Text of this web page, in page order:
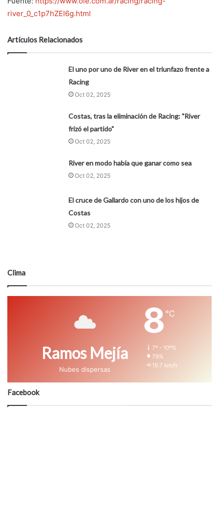
river_0_c1p7hZEI6g.html
Artículos Relacionados
El uno por uno de River en el triunfazo frente a
Racing
Oct 02, 2025
Costas, tras la eliminación de Racing: "River
frizó el partido"
Oct 02, 2025
River en modo había que ganar como sea
Oct 02, 2025
El cruce de Gallardo con uno de los hijos de
Costas
Oct 02, 2025
Clima
Ramos Mejía
Nubes dispersas
8 ℃
7º - 10º%
79%
19.7 km/h
Facebook